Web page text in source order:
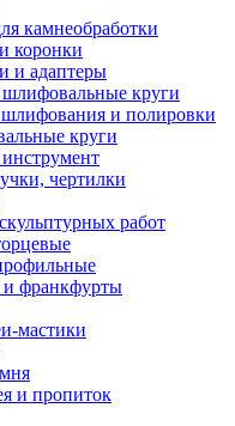
камнеобработки
коронки
и адаптеры
круги
и полировки
круги
чертилки
работ
франкфурты
мастики
и пропиток